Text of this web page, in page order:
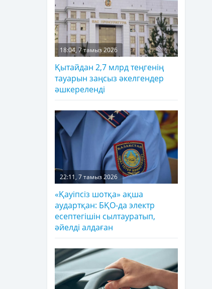
18:04, 7 тамыз 2026
Қытайдан 2,7 млрд теңгенің
тауарын заңсыз әкелгендер
әшкереленді
22:11, 7 тамыз 2026
«Қауіпсіз шотқа» ақша
аудартқан: БҚО-да электр
есептегішін сылтауратып,
әйелді алдаған